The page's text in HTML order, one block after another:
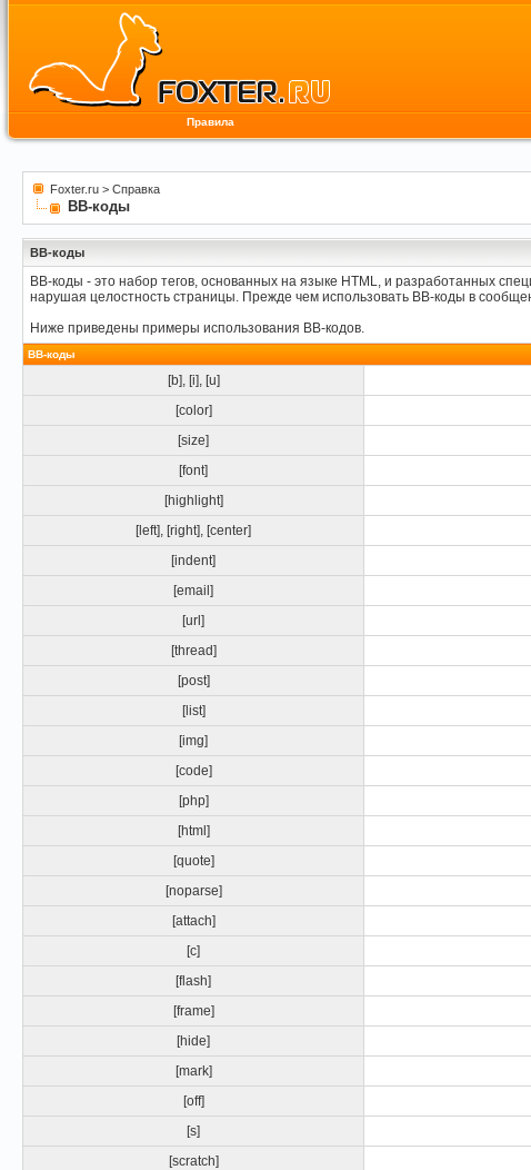
Правила
Foxter.ru > Справка
BB-коды
BB-коды
BB-коды - это набор тегов, основанных на языке HTML, и разработанных
нарушая целостность страницы. Прежде чем использовать BB-коды в
Ниже приведены примеры использования BB-кодов.
BB-коды
[b], [i], [u]
[color]
[size]
[font]
[highlight]
[left], [right], [center]
[indent]
[email]
[url]
[thread]
[post]
[list]
[img]
[code]
[php]
[html]
[quote]
[noparse]
[attach]
[c]
[flash]
[frame]
[hide]
[mark]
[off]
[s]
[scratch]